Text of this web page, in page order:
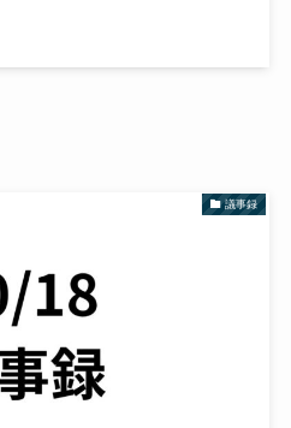
議事録